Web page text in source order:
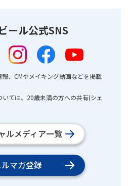
ール公式SNS
、CMやメイキング動画などを掲載
ては、20歳未満の方への共有(シェ
ルメディア一覧
ルマガ登録